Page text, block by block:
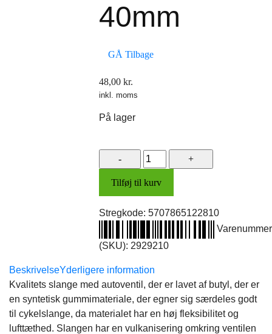
40mm
GÅ Tilbage
48,00 kr.
inkl. moms
På lager
Slange,
29¨
29x1.75-
2.35
(40/60-
40mm
Tilføj til kurv
Stregkode: 5707865122810
Varenummer
(SKU): 2929210
BeskrivelseYderligere information
Kvalitets slange med autoventil, der er lavet af butyl, der er
en syntetisk gummimateriale, der egner sig særdeles godt
til cykelslange, da materialet har en høj fleksibilitet og
lufttæthed. Slangen har en vulkanisering omkring ventilen